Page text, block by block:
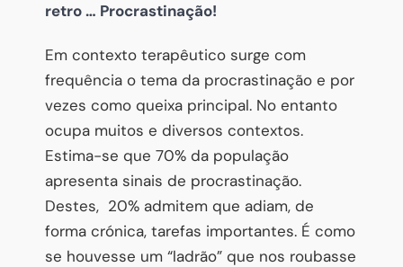
retro … Procrastinação!
Em contexto terapêutico surge com
frequência o tema da procrastinação e por
vezes como queixa principal. No entanto
ocupa muitos e diversos contextos.
Estima-se que 70% da população
apresenta sinais de procrastinação.
Destes, 20% admitem que adiam, de
forma crónica, tarefas importantes. É como
se houvesse um “ladrão” que nos roubasse